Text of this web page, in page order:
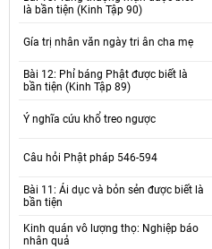
là bần tiện (Kinh Tập 90)
Gía trị nhân văn ngày tri ân cha mẹ
Bài 12: Phỉ báng Phật được biết là
bần tiện (Kinh Tập 89)
Ý nghĩa cứu khổ treo ngược
Câu hỏi Phật pháp 546-594
Bài 11: Ái dục và bỏn sẻn được biết là
bần tiện
Kinh quán vô lượng thọ: Nghiệp báo
nhân quả